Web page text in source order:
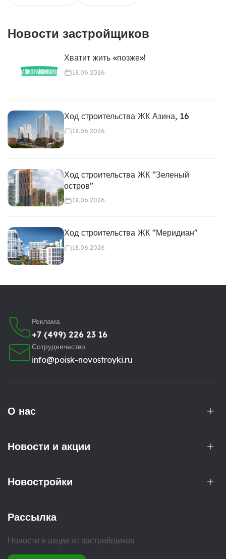
Новости застройщиков
Хватит жить «позже»!
18.06.2026
Ход строительства ЖК Азина, 16
18.06.2026
Ход строительства ЖК "Зеленый
остров"
18.06.2026
Ход строительства ЖК "Меридиан"
18.06.2026
Реклама
+7 (499) 226 23 16
Сотрудничество
info@poisk-novostroyki.ru
О нас
Новости и акции
Новостройки
Рассылка
Новости и акции от застройщиков